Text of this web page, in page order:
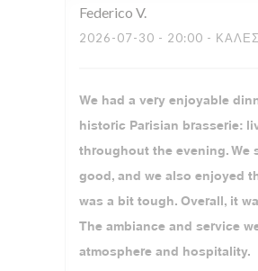
Federico V
2026-07-30 - 20:00 -
We had a very enjoyable
historic Parisian brasserie:
throughout the evening. We
good, and we also enjoyed
was a bit tough. Overall, it
The ambiance and service
atmosphere and hospitality.